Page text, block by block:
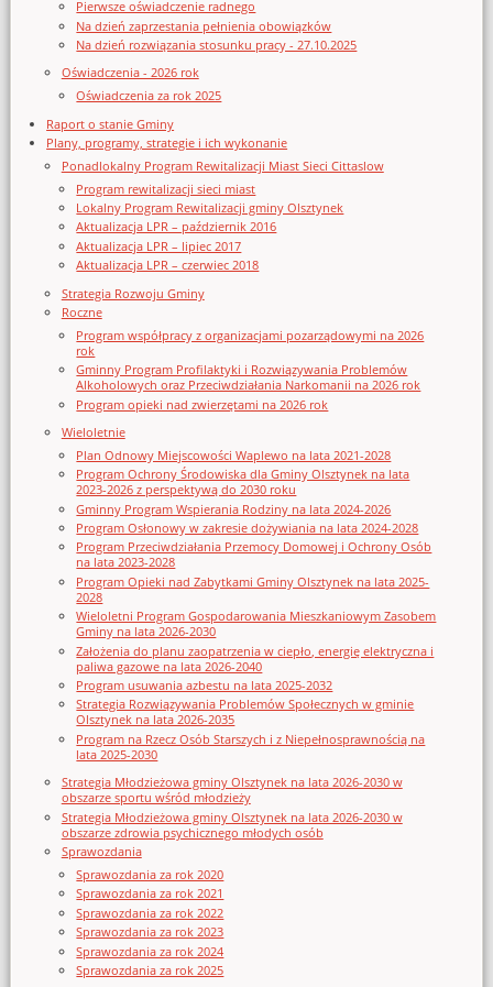
Pierwsze oświadczenie radnego
Na dzień zaprzestania pełnienia obowiązków
Na dzień rozwiązania stosunku pracy - 27.10.2025
Oświadczenia - 2026 rok
Oświadczenia za rok 2025
Raport o stanie Gminy
Plany, programy, strategie i ich wykonanie
Ponadlokalny Program Rewitalizacji Miast Sieci Cittaslow
Program rewitalizacji sieci miast
Lokalny Program Rewitalizacji gminy Olsztynek
Aktualizacja LPR – październik 2016
Aktualizacja LPR – lipiec 2017
Aktualizacja LPR – czerwiec 2018
Strategia Rozwoju Gminy
Roczne
Program współpracy z organizacjami pozarządowymi na 2026
rok
Gminny Program Profilaktyki i Rozwiązywania Problemów
Alkoholowych oraz Przeciwdziałania Narkomanii na 2026 rok
Program opieki nad zwierzętami na 2026 rok
Wieloletnie
Plan Odnowy Miejscowości Waplewo na lata 2021-2028
Program Ochrony Środowiska dla Gminy Olsztynek na lata
2023-2026 z perspektywą do 2030 roku
Gminny Program Wspierania Rodziny na lata 2024-2026
Program Osłonowy w zakresie dożywiania na lata 2024-2028
Program Przeciwdziałania Przemocy Domowej i Ochrony Osób
na lata 2023-2028
Program Opieki nad Zabytkami Gminy Olsztynek na lata 2025-
2028
Wieloletni Program Gospodarowania Mieszkaniowym Zasobem
Gminy na lata 2026-2030
Założenia do planu zaopatrzenia w ciepło, energię elektryczna i
paliwa gazowe na lata 2026-2040
Program usuwania azbestu na lata 2025-2032
Strategia Rozwiązywania Problemów Społecznych w gminie
Olsztynek na lata 2026-2035
Program na Rzecz Osób Starszych i z Niepełnosprawnością na
lata 2025-2030
Strategia Młodzieżowa gminy Olsztynek na lata 2026-2030 w
obszarze sportu wśród młodzieży
Strategia Młodzieżowa gminy Olsztynek na lata 2026-2030 w
obszarze zdrowia psychicznego młodych osób
Sprawozdania
Sprawozdania za rok 2020
Sprawozdania za rok 2021
Sprawozdania za rok 2022
Sprawozdania za rok 2023
Sprawozdania za rok 2024
Sprawozdania za rok 2025